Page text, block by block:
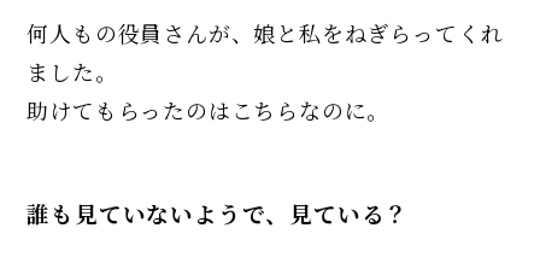
何人もの役員さんが、娘と私をねぎらってくれ
ました。
助けてもらったのはこちらなのに。
誰も見ていないようで、見ている？